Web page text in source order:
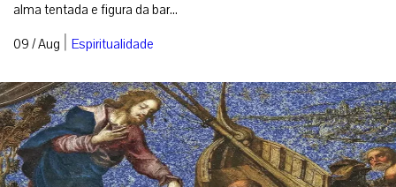
alma tentada e figura da bar...
09 / Aug | Espiritualidade